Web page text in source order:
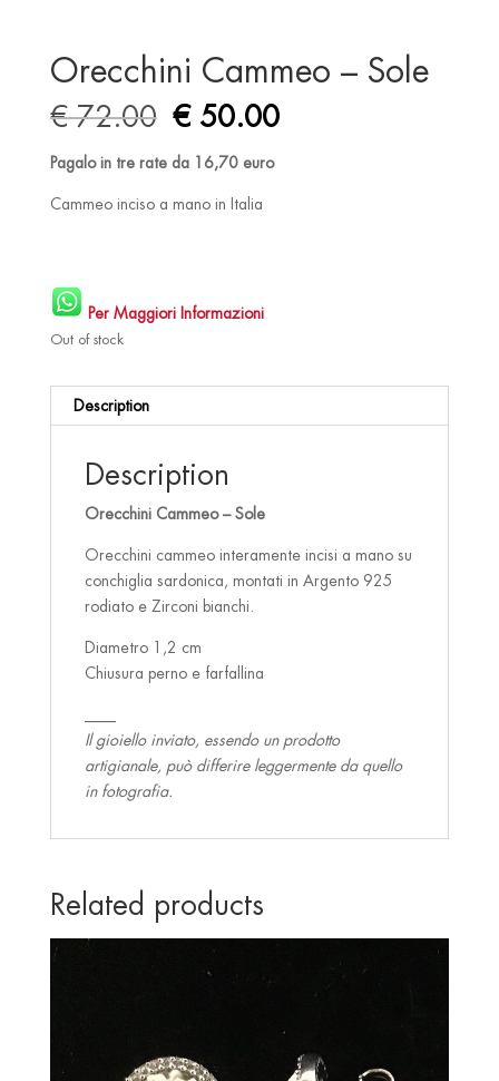
Orecchini Cammeo – Sole
€72.00 Original
was:
€ 72.00.
€50.00Current
Pagalo in tre rate da 16,70 euro
Cammeo inciso a mano in Italia
Per Maggiori Informazioni
Out of stock
Description
Description
Orecchini Cammeo – Sole
Orecchini cammeo interamente incisi a mano su
conchiglia sardonica, montati in Argento 925
rodiato e Zirconi bianchi.
Diametro 1,2 cm
Chiusura perno e farfallina
Il gioiello inviato, essendo un prodotto
artigianale, può differire leggermente da quello
in fotografia.
Related products